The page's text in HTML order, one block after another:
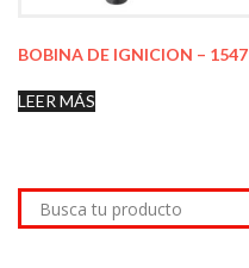
BOBINA DE IGNICION – 1547
LEER MÁS